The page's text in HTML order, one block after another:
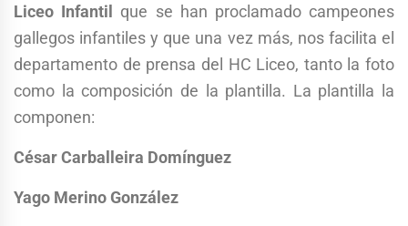
Liceo Infantil que se han proclamado campeones
gallegos infantiles y que una vez más, nos facilita el
departamento de prensa del HC Liceo, tanto la foto
como la composición de la plantilla. La plantilla la
componen:
César Carballeira Domínguez
Yago Merino González